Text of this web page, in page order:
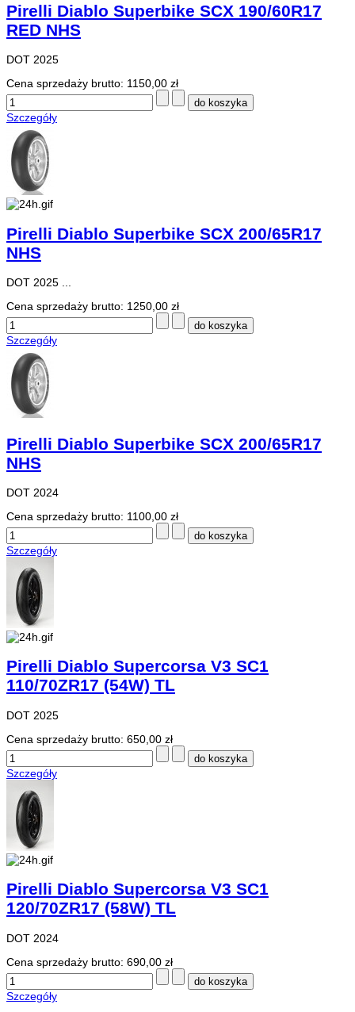
Pirelli Diablo Superbike SCX 190/60R17
RED NHS
DOT 2025
Cena sprzedaży brutto: 1150,00 zł
Szczegóły
Pirelli Diablo Superbike SCX 200/65R17
NHS
DOT 2025 ...
Cena sprzedaży brutto: 1250,00 zł
Szczegóły
Pirelli Diablo Superbike SCX 200/65R17
NHS
DOT 2024
Cena sprzedaży brutto: 1100,00 zł
Szczegóły
Pirelli Diablo Supercorsa V3 SC1
110/70ZR17 (54W) TL
DOT 2025
Cena sprzedaży brutto: 650,00 zł
Szczegóły
Pirelli Diablo Supercorsa V3 SC1
120/70ZR17 (58W) TL
DOT 2024
Cena sprzedaży brutto: 690,00 zł
Szczegóły